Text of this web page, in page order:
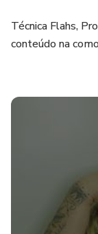
Técnica Flahs,
conteúdo na